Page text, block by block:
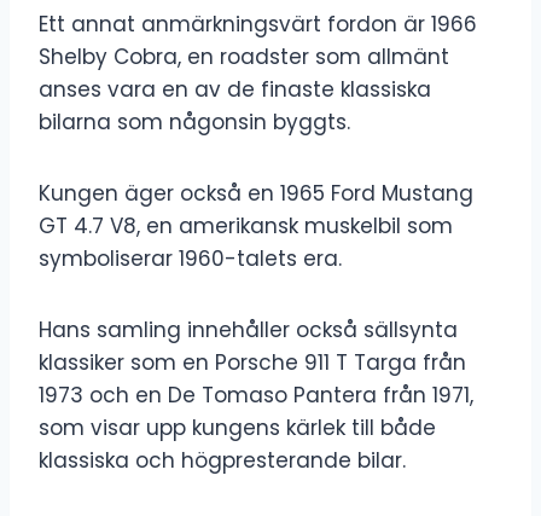
Ett annat anmärkningsvärt fordon är 1966
Shelby Cobra, en roadster som allmänt
anses vara en av de finaste klassiska
bilarna som någonsin byggts.
Kungen äger också en 1965 Ford Mustang
GT 4.7 V8, en amerikansk muskelbil som
symboliserar 1960-talets era.
Hans samling innehåller också sällsynta
klassiker som en Porsche 911 T Targa från
1973 och en De Tomaso Pantera från 1971,
som visar upp kungens kärlek till både
klassiska och högpresterande bilar.